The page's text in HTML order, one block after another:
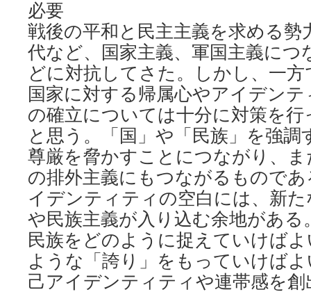
必要
戦後の平和と民主主義を求める勢
代など、国家主義、軍国主義につ
どに対抗してさた。しかし、一
国家に対する帰属心やアイデン
の確立については十分に対策を
と思う。「国」や「民族」を強
尊厳を脅かすことにつながり、
の排外主義にもつながるもので
イデンティティの空白には、新
や民族主義が入り込む余地がある
民族をどのように捉えていけば
ような「誇り」をもっていけば
己アイデンティティや連帯感を